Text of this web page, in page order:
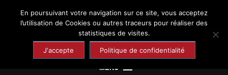
Chaumont-en-Vexin
Site officiel de la ville
MENU
En poursuivant votre navigation sur ce site, vous acceptez
l’utilisation de Cookies ou autres traceurs pour réaliser des
statistiques de visites.
J'accepte Politique de confidentialité